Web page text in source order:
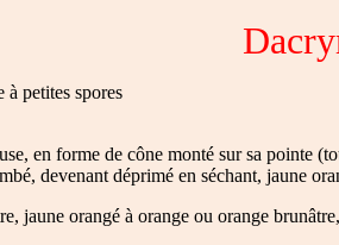
à petites spores
en forme de cône monté sur sa pointe
devenant déprimé en séchant, jaune
jaune orangé à orange ou orange